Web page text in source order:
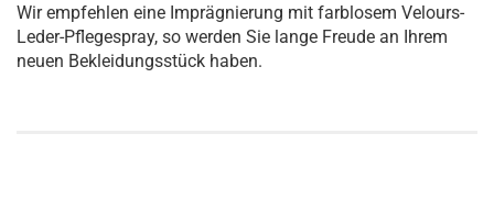
Wir empfehlen eine Imprägnierung mit farblosem Velours-
Leder-Pflegespray, so werden Sie lange Freude an Ihrem
neuen Bekleidungsstück haben.